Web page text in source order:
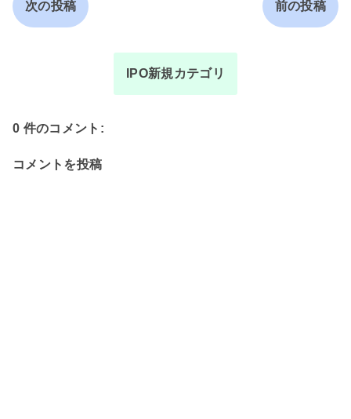
次の投稿 前の投稿
IPO新規カテゴリ
0 件のコメント:
コメントを投稿